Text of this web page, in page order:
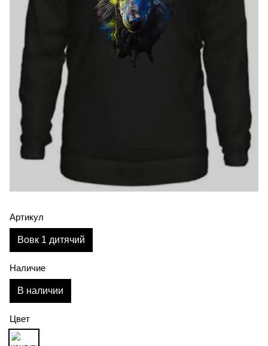
Артикул
Вовк 1 дитячий
Наличие
В наличии
Цвет